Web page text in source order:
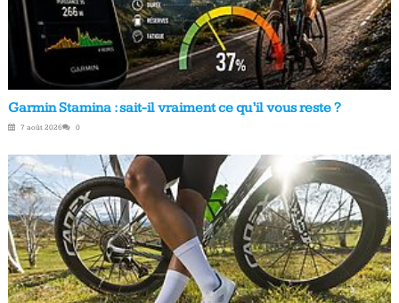
Garmin Stamina : sait-il vraiment ce qu’il vous reste ?
7 août 2026 0